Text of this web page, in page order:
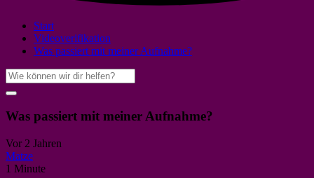
Start
Videoverifikation
Was passiert mit meiner Aufnahme?
Suche
nach:
Was passiert mit meiner Aufnahme?
Vor 2 Jahren
Matze
1 Minute